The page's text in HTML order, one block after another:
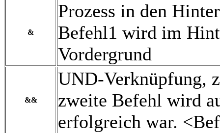
&
Prozess in den
Befehl1 wird im
Vordergrund
&&
UND-Verknüpfung,
zweite Befehl wird
erfolgreich war.